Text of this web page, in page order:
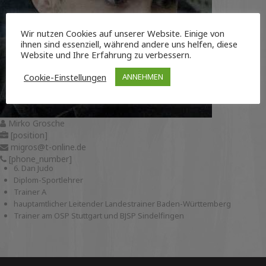
Mirko Grosche
[position]
migros@t-online.de
[phone_number]
6. Dan Judo
Diplom-Sportlehrer
Trainer A
hauptamtlicher Leitender Landestrainer Baden-Württemberg
Trainer am OSP Stuttgart und BJSP Sindelfingen
Wir nutzen Cookies auf unserer Website. Einige von
ihnen sind essenziell, während andere uns helfen, diese
Website und Ihre Erfahrung zu verbessern.
Cookie-Einstellungen
ANNEHMEN